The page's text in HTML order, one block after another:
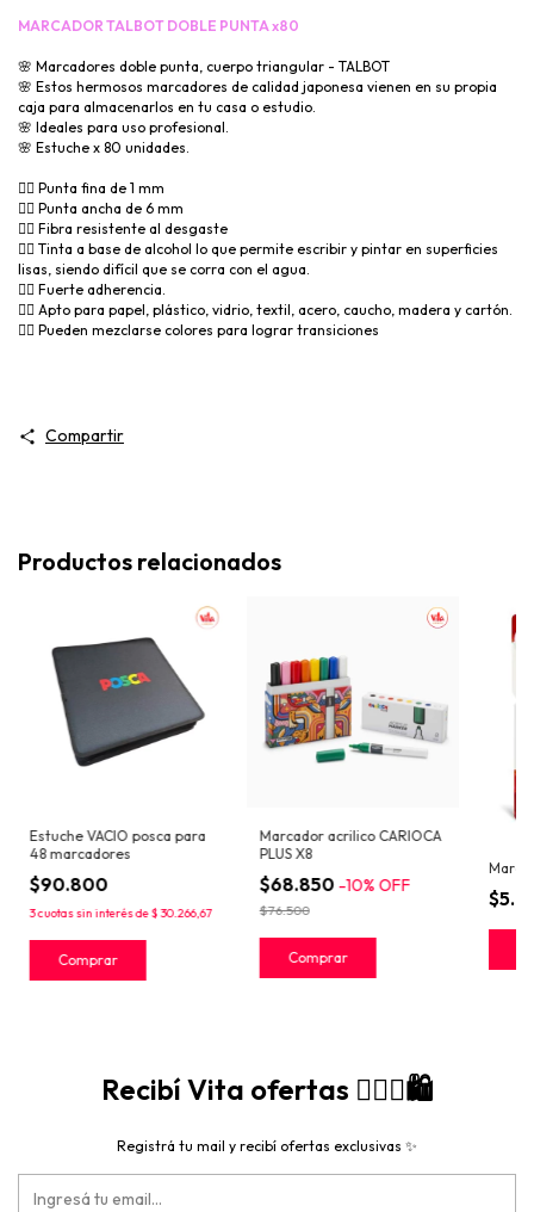
MARCADOR TALBOT DOBLE PUNTA x80
🌸 Marcadores doble punta, cuerpo triangular - TALBOT
🌸 Estos hermosos marcadores de calidad japonesa vienen en su propia
caja para almacenarlos en tu casa o estudio.
🌸 Ideales para uso profesional.
🌸 Estuche x 80 unidades.
👉🏻 Punta fina de 1 mm
👉🏻 Punta ancha de 6 mm
👉🏻 Fibra resistente al desgaste
👉🏻 Tinta a base de alcohol lo que permite escribir y pintar en superficies
lisas, siendo difícil que se corra con el agua.
👉🏻 Fuerte adherencia.
👉🏻 Apto para papel, plástico, vidrio, textil, acero, caucho, madera y cartón.
👉🏻 Pueden mezclarse colores para lograr transiciones
Compartir
Productos relacionados
Estuche VACIO posca para
48 marcadores
$90.800
3cuotas sin interés de$ 30.266,67
Marcador acrilico CARIOCA
PLUS X8
$68.850 -10% OFF
$76.500
Recibí Vita ofertas 🙋🏻‍♀️🛍️
Registrá tu mail y recibí ofertas exclusivas ✨